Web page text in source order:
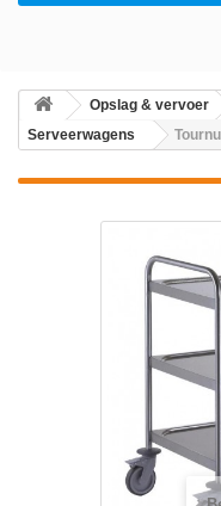
Opslag & vervoer
Serveerwagens